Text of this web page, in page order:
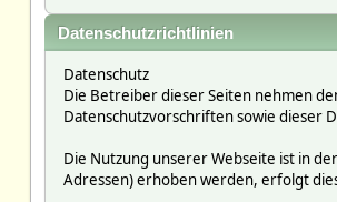
Datenschutzrichtlinien
Datenschutz
Die Betreiber dieser Seiten nehmen
Datenschutzvorschriften sowie dieser
Die Nutzung unserer Webseite ist in
Adressen) erhoben werden, erfolgt